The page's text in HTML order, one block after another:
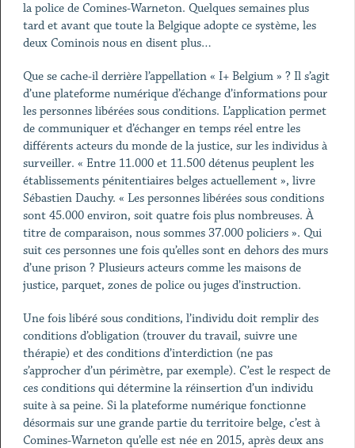
la police de Comines-Warneton. Quelques semaines plus
tard et avant que toute la Belgique adopte ce système, les
deux Cominois nous en disent plus…
Que se cache-il derrière l’appellation « I+ Belgium » ? Il s’agit
d’une plateforme numérique d’échange d’informations pour
les personnes libérées sous conditions. L’application permet
de communiquer et d’échanger en temps réel entre les
différents acteurs du monde de la justice, sur les individus à
surveiller. « Entre 11.000 et 11.500 détenus peuplent les
établissements pénitentiaires belges actuellement », livre
Sébastien Dauchy. « Les personnes libérées sous conditions
sont 45.000 environ, soit quatre fois plus nombreuses. À
titre de comparaison, nous sommes 37.000 policiers ». Qui
suit ces personnes une fois qu’elles sont en dehors des murs
d’une prison ? Plusieurs acteurs comme les maisons de
justice, parquet, zones de police ou juges d’instruction.
Une fois libéré sous conditions, l’individu doit remplir des
conditions d’obligation (trouver du travail, suivre une
thérapie) et des conditions d’interdiction (ne pas
s’approcher d’un périmètre, par exemple). C’est le respect de
ces conditions qui détermine la réinsertion d’un individu
suite à sa peine. Si la plateforme numérique fonctionne
désormais sur une grande partie du territoire belge, c’est à
Comines-Warneton qu’elle est née en 2015, après deux ans